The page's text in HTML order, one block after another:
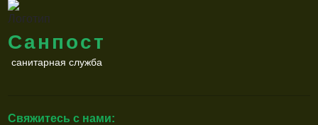
Санпост
санитарная служба
Свяжитесь с нами: